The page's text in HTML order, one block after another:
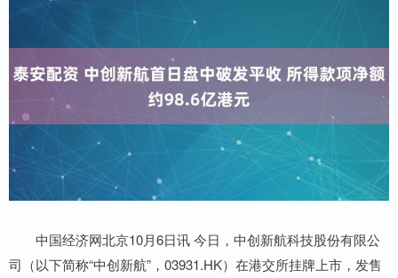
中国经济网北京10月6日讯 今日，中创新航科技股份有限公
司（以下简称“中创新航”，03931.HK）在港交所挂牌上市，发售